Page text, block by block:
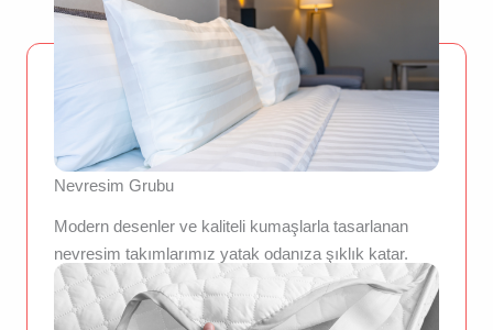
Nevresim Grubu
Modern desenler ve kaliteli kumaşlarla tasarlanan
nevresim takımlarımız yatak odanıza şıklık katar.
Nefes alabilen yapısıyla sağlıklı ve rahat bir uyku
ortamı sunar.